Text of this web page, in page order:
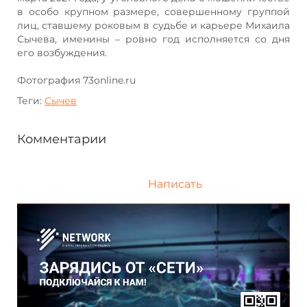
в особо крупном размере, совершенному группой
лиц, ставшему роковым в судьбе и карьере Михаила
Сычева, именины – ровно год исполняется со дня
его возбуждения.
Фотография 73online.ru
Теги: Сычев
Комментарии
Написать